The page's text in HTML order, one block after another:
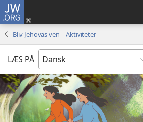
JW.ORG
Bliv Jehovas ven – Aktiviteter
LÆS PÅ